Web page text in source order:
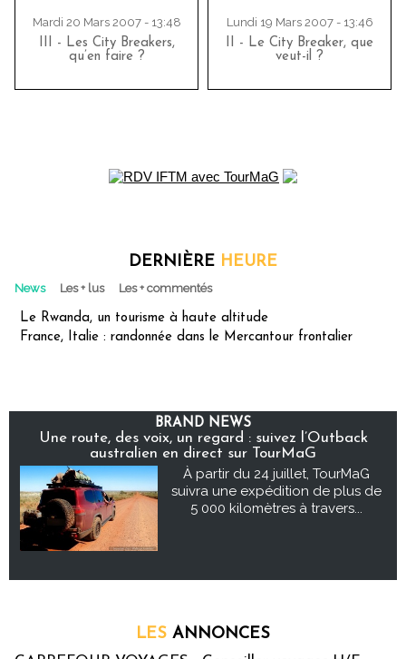
Mardi 20 Mars 2007 - 13:48
III - Les City Breakers,
qu’en faire ?
Lundi 19 Mars 2007 - 13:46
II - Le City Breaker, que
veut-il ?
DERNIÈRE HEURE
News Les + lus Les + commentés
Le Rwanda, un tourisme à haute altitude
France, Italie : randonnée dans le Mercantour frontalier
BRAND NEWS
Une route, des voix, un regard : suivez l’Outback
australien en direct sur TourMaG
À partir du 24 juillet, TourMaG
suivra une expédition de plus de
5 000 kilomètres à travers...
LES ANNONCES